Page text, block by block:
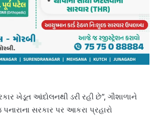
ખેડૂત આંદોલનથી ડરી રહી છે”, ગૌશાળાને
સરકાર પર આકરા પ્રહારો